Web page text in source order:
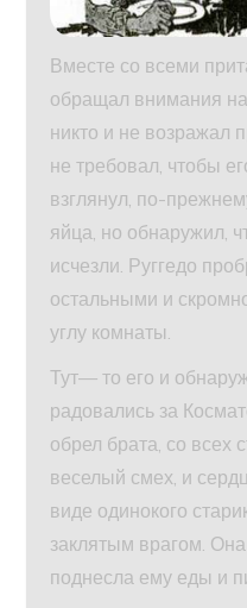
Вместе со всеми
обращал внимания
никто и не возражал
не требовал, чтобы
взглянул, по-
яйца, но обнаружил,
исчезли. Руггедо
остальными и
углу комнаты.
Тут— то его и
радовались за
обрел брата, со всех
веселый смех, и
виде одинокого
заклятым врагом.
поднесла ему еды и